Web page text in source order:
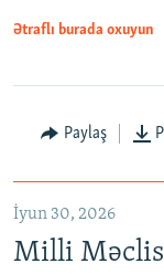
Ətraflı burada oxuyun
Paylaş
İyun 30, 2026
Milli